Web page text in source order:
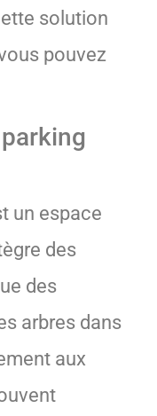
solution
pouvez
parking
un espace
des
des
arbres dans
aux